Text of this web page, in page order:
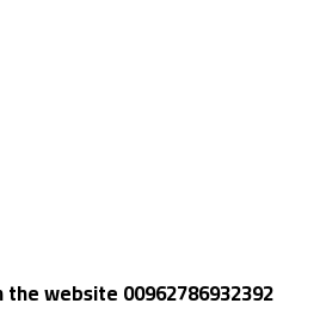
website 00962786932392